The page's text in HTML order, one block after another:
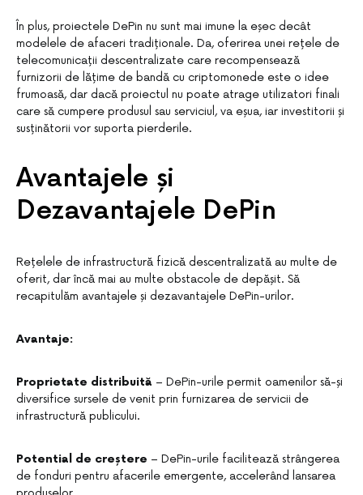
În plus, proiectele DePin nu sunt mai imune la eșec decât
modelele de afaceri tradiționale. Da, oferirea unei rețele de
telecomunicații descentralizate care recompensează
furnizorii de lățime de bandă cu criptomonede este o idee
frumoasă, dar dacă proiectul nu poate atrage utilizatori finali
care să cumpere produsul sau serviciul, va eșua, iar investitorii și
susținătorii vor suporta pierderile.
Avantajele și
Dezavantajele DePin
Rețelele de infrastructură fizică descentralizată au multe de
oferit, dar încă mai au multe obstacole de depășit. Să
recapitulăm avantajele și dezavantajele DePin-urilor.
Avantaje:
Proprietate distribuită – DePin-urile permit oamenilor să-și
diversifice sursele de venit prin furnizarea de servicii de
infrastructură publicului.
Potential de creștere – DePin-urile facilitează strângerea
de fonduri pentru afacerile emergente, accelerând lansarea